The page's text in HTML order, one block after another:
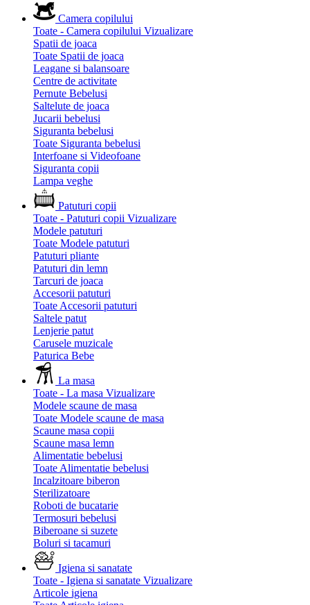
Camera copilului
Toate - Camera copilului Vizualizare
Spatii de joaca
Toate Spatii de joaca
Leagane si balansoare
Centre de activitate
Pernute Bebelusi
Saltelute de joaca
Jucarii bebelusi
Siguranta bebelusi
Toate Siguranta bebelusi
Interfoane si Videofoane
Siguranta copii
Lampa veghe
Patuturi copii
Toate - Patuturi copii Vizualizare
Modele patuturi
Toate Modele patuturi
Patuturi pliante
Patuturi din lemn
Tarcuri de joaca
Accesorii patuturi
Toate Accesorii patuturi
Saltele patut
Lenjerie patut
Carusele muzicale
Paturica Bebe
La masa
Toate - La masa Vizualizare
Modele scaune de masa
Toate Modele scaune de masa
Scaune masa copii
Scaune masa lemn
Alimentatie bebelusi
Toate Alimentatie bebelusi
Incalzitoare biberon
Sterilizatoare
Roboti de bucatarie
Termosuri bebelusi
Biberoane si suzete
Boluri si tacamuri
Igiena si sanatate
Toate - Igiena si sanatate Vizualizare
Articole igiena